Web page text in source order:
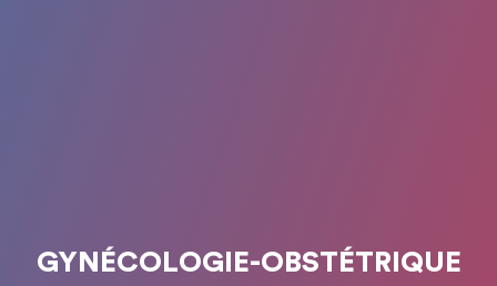
GYNÉCOLOGIE-OBSTÉTRIQUE